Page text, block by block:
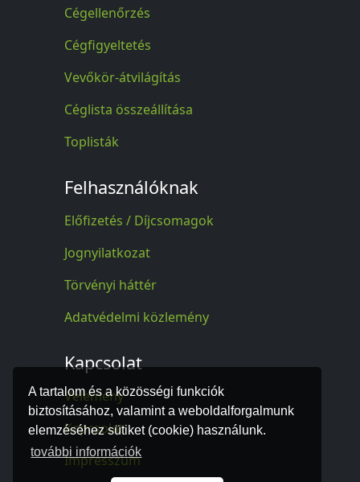
A tartalom és a közösségi funkciók
biztosításához, valamint a weboldalforgalmunk
elemzéséhez sütiket (cookie) használunk.
további információk
Cégellenőrzés
Cégfigyeltetés
Vevőkör-átvilágítás
Céglista összeállítása
Toplisták
Felhasználóknak
Előfizetés / Díjcsomagok
Jognyilatkozat
Törvényi háttér
Adatvédelmi közlemény
Kapcsolat
Vélemény
Kapcsolat
Impresszum